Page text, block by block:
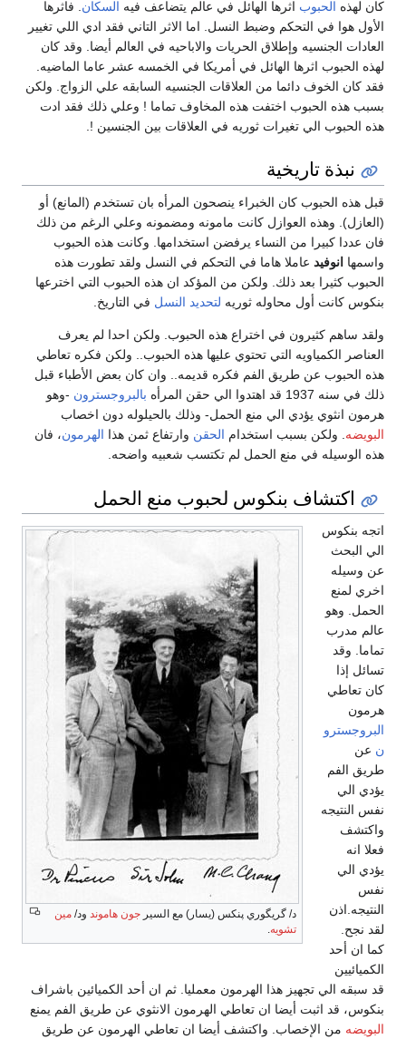
كان لهذه الحبوب اثرها الهائل في عالم يتضاعف فيه السكان . فاثرها
الأول هوا في التحكم وضبط النسل. اما الاثر التاني فقد ادي اللي تغيير
العادات الجنسيه وإطلاق الحريات والاباحيه في العالم أيضا. وقد كان
لهذه الحبوب اثرها الهائل في أمريكا في الخمسه عشر عاما الماضيه.
فقد كان الخوف دائما من العلاقات الجنسيه السابقه علي الزواج. ولكن
بسبب هذه الحبوب اختفت هذه المخاوف تماما ! وعلي ذلك فقد ادت
هذه الحبوب الي تغيرات ثوريه في العلاقات بين الجنسين !.
نبذة تاريخية
قبل هذه الحبوب كان الخبراء ينصحون المرأه بان تستخدم (المانع) أو
(العازل). وهذه العوازل كانت مامونه ومضمونه وعلي الرغم من ذلك
فان عددا كبيرا من النساء يرفضن استخدامها. وكانت هذه الحبوب
واسمها انوفيد عاملا هاما في التحكم في النسل ولقد تطورت هذه
الحبوب كثيرا بعد ذلك. ولكن من المؤكد ان هذه الحبوب التي اخترعها
بنكوس كانت أول محاوله ثوريه لتحديد النسل في التاريخ.
ولقد ساهم كثيرون في اختراع هذه الحبوب. ولكن احدا لم يعرف
العناصر الكمياويه التي تحتوي عليها هذه الحبوب.. ولكن فكره تعاطي
هذه الحبوب عن طريق الفم فكره قديمه.. وان كان بعض الأطباء قبل
ذلك في سنه 1937 قد اهتدوا الي حقن المرأه
بالبروجسترون -وهو
هرمون انثوي يؤدي الي منع الحمل- وذلك بالحيلوله دون اخصاب
البويضه . ولكن بسبب استخدام الحقن وارتفاع ثمن هذا الهرمون، فان
هذه الوسيله في منع الحمل لم تكتسب شعبيه واضحه.
اكتشاف بنكوس لحبوب منع الحمل
د/ گريگوري پنكس (يسار) مع السير جون هاموند ود/ مين
تشويه
اتجه بنكوس
الي البحث
عن وسيله
اخري لمنع
الحمل. وهو
عالم مدرب
تماما. وقد
تسائل إذا
كان تعاطي
هرمون
البروجسترو
ن عن
طريق الفم
يؤدي الي
نفس النتيجه
واكتشف
فعلا انه
يؤدي الي
نفس
النتيجه.اذن
لقد نجح.
كما ان أحد
الكميائيين
قد سبقه الي تجهيز هذا الهرمون معمليا. ثم ان أحد الكميائين باشراف
بنكوس، قد اثبت أيضا ان تعاطي الهرمون الانثوي عن طريق الفم يمنع
البويضه من الإخصاب. واكتشف أيضا ان تعاطي الهرمون عن طريق